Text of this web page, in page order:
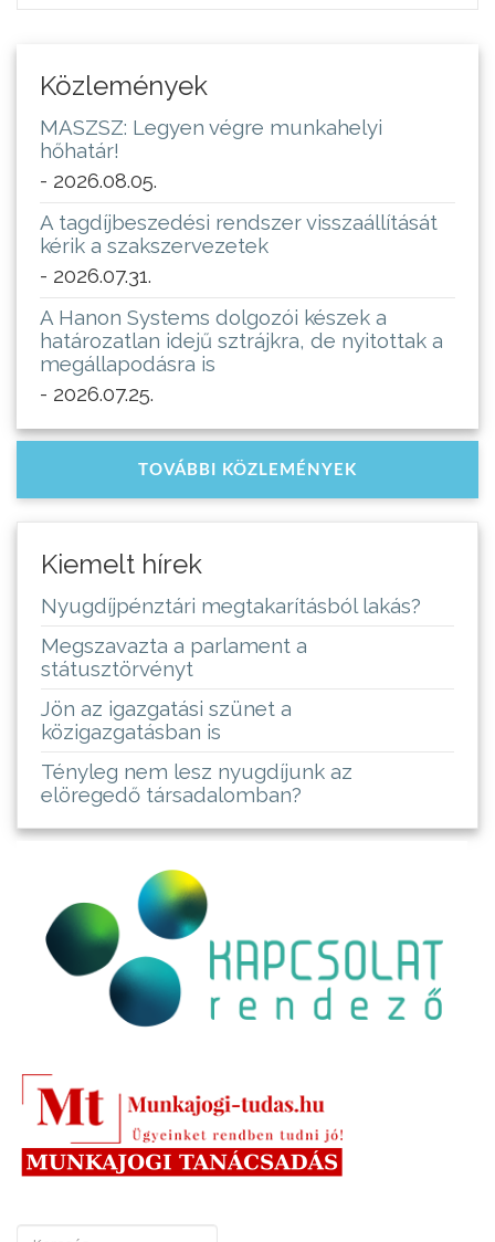
Közlemények
MASZSZ: Legyen végre munkahelyi
hőhatár!
- 2026.08.05.
A tagdíjbeszedési rendszer visszaállítását
kérik a szakszervezetek
- 2026.07.31.
A Hanon Systems dolgozói készek a
határozatlan idejű sztrájkra, de nyitottak a
megállapodásra is
- 2026.07.25.
TOVÁBBI KÖZLEMÉNYEK
Kiemelt hírek
Nyugdíjpénztári megtakarításból lakás?
Megszavazta a parlament a
státusztörvényt
Jön az igazgatási szünet a
közigazgatásban is
Tényleg nem lesz nyugdíjunk az
elöregedő társadalomban?